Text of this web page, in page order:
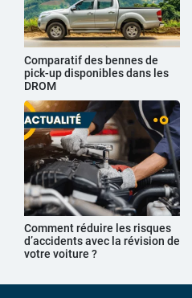
Comparatif des bennes de
pick-up disponibles dans les
DROM
Comment réduire les risques
d’accidents avec la révision de
votre voiture ?